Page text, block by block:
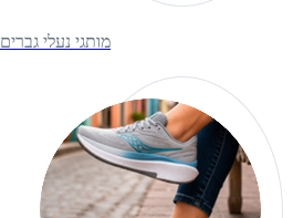
מותגי נעלי גברים